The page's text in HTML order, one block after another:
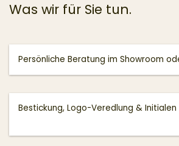
Was wir für Sie tun.
Persönliche Beratung im Showroom
Bestickung, Logo-Veredlung & Initialen